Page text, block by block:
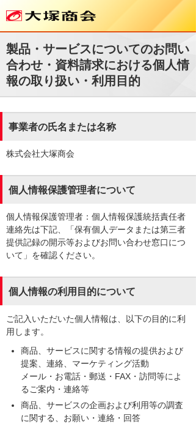
製品・サービスについてのお問い
合わせ・資料請求における個人情
報の取り扱い・利用目的
事業者の氏名または名称
株式会社大塚商会
個人情報保護管理者について
個人情報保護管理者：個人情報保護統括責任者
連絡先は下記、「保有個人データまたは第三者
提供記録の開示等およびお問い合わせ窓口につ
いて」を確認ください。
個人情報の利用目的について
ご記入いただいた個人情報は、以下の目的に利
用します。
商品、サービスに関する情報の提供および
提案、連絡、マーケティング活動
メール・お電話・郵送・FAX・訪問等によ
るご案内・連絡等
商品、サービスの企画および利用等の調査
に関する、お願い・連絡・回答